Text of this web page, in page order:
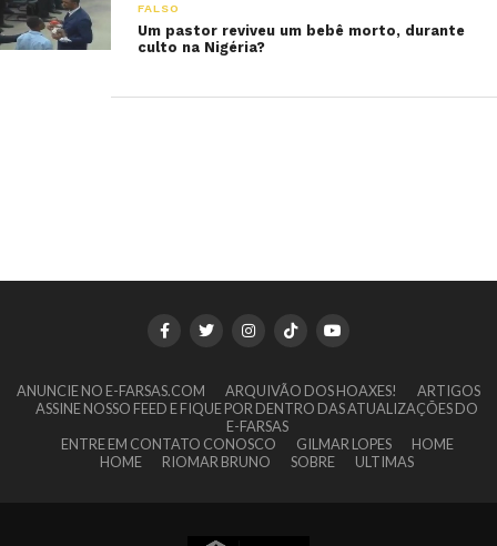
FALSO
Um pastor reviveu um bebê morto, durante
culto na Nigéria?
ANUNCIE NO E-FARSAS.COM ARQUIVÃO DOS HOAXES!
ARTIGOS
ASSINE NOSSO FEED E FIQUE POR DENTRO DAS ATUALIZAÇÕES DO
E-FARSAS
ENTRE EM CONTATO CONOSCO
GILMAR LOPES
HOME
HOME
RIOMAR BRUNO SOBRE ULTIMAS